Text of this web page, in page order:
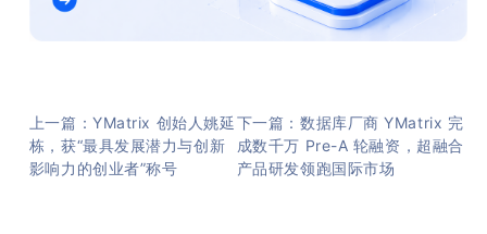
上一篇：YMatrix 创始人姚延
栋，获“最具发展潜力与创新
影响力的创业者”称号
下一篇：数据库厂商 YMatrix 完
成数千万 Pre-A 轮融资，超融合
产品研发领跑国际市场